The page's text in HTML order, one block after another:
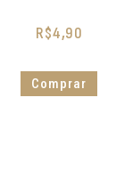
R$4,90
Comprar